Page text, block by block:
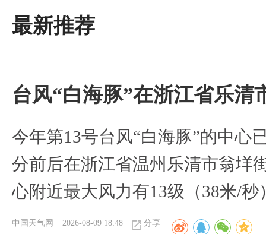
最新推荐
台风“白海豚”在浙江省乐清
今年第13号台风“白海豚”的中心
分前后在浙江省温州乐清市翁垟
心附近最大风力有13级（38米/秒
中国天气网 2026-08-09 18:48 分享